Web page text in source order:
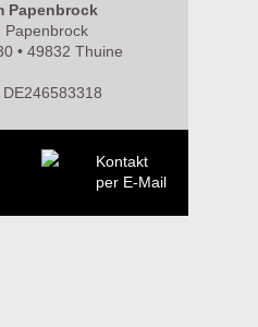
Papenbrock
Papenbrock
• 49832 Thuine
Kontakt
per E-Mail